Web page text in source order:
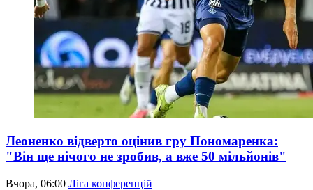
Леоненко відверто оцінив гру Пономаренка:
"Він ще нічого не зробив, а вже 50 мільйонів"
Вчора, 06:00 Ліга конференцій